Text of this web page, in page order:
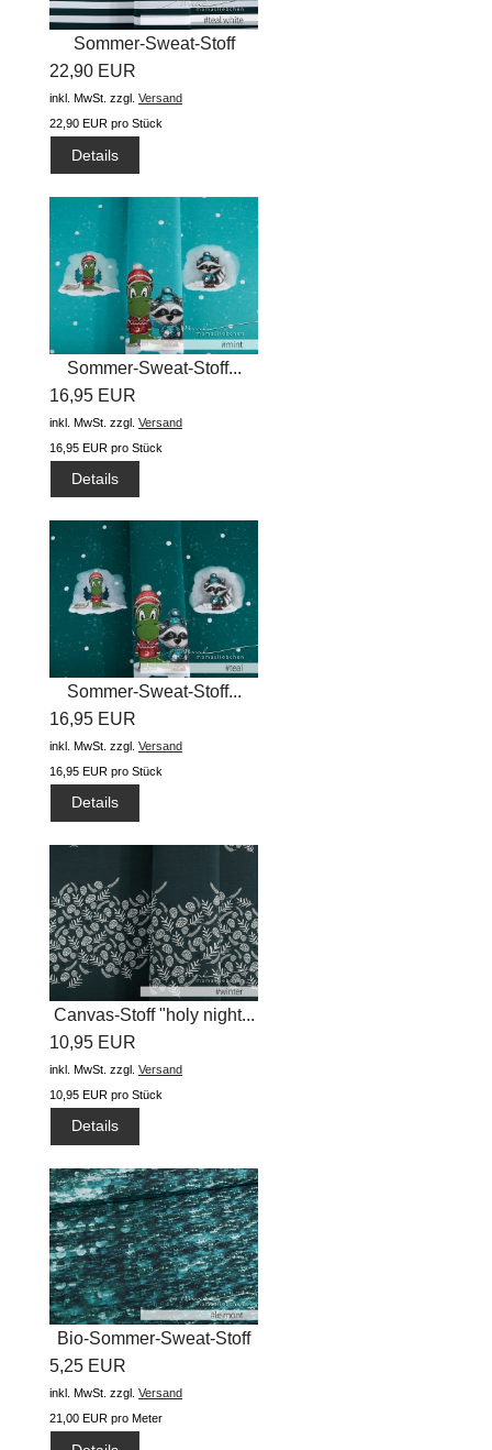
Sommer-Sweat-Stoff
"rockabilly...
22,90 EUR
inkl. MwSt. zzgl. Versand
22,90 EUR pro Stück
Details
Sommer-Sweat-Stoff...
16,95 EUR
inkl. MwSt. zzgl. Versand
16,95 EUR pro Stück
Details
Sommer-Sweat-Stoff...
16,95 EUR
inkl. MwSt. zzgl. Versand
16,95 EUR pro Stück
Details
Canvas-Stoff "holy night...
10,95 EUR
inkl. MwSt. zzgl. Versand
10,95 EUR pro Stück
Details
Bio-Sommer-Sweat-Stoff
"Dazzle...
5,25 EUR
inkl. MwSt. zzgl. Versand
21,00 EUR pro Meter